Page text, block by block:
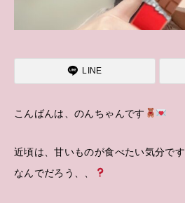
LINE
こんばんは、のんちゃんです
近頃は、甘いものが食べたい気分です
なんでだろう、、